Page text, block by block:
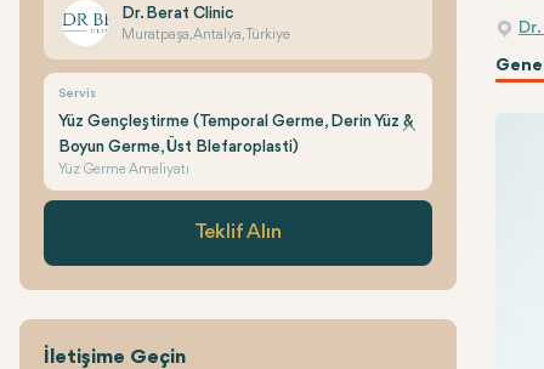
Dr. Berat Clinic
Muratpaşa, Antalya, Türkiye
Servis
Yüz Gençleştirme (Temporal Germe, Derin Yüz &
Boyun Germe, Üst Blefaroplasti)
Yüz Germe Ameliyatı
Teklif Alın
İletişime Geçin